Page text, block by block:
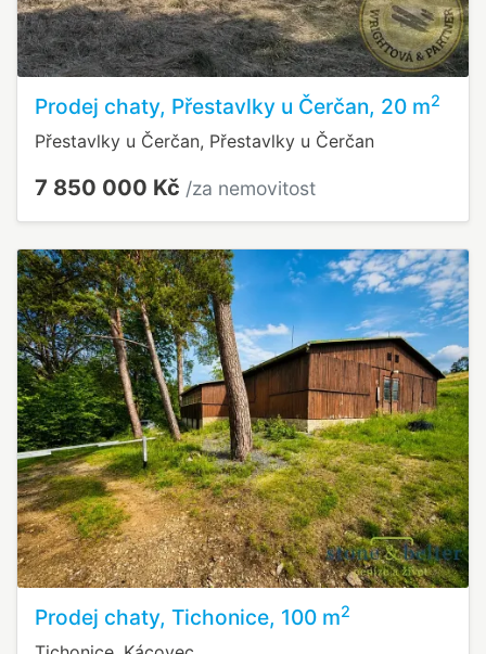
Prodej chaty, Přestavlky u Čerčan, 20 m2
Přestavlky u Čerčan, Přestavlky u Čerčan
7 850 000 Kč /za nemovitost
Prodej chaty, Tichonice, 100 m2